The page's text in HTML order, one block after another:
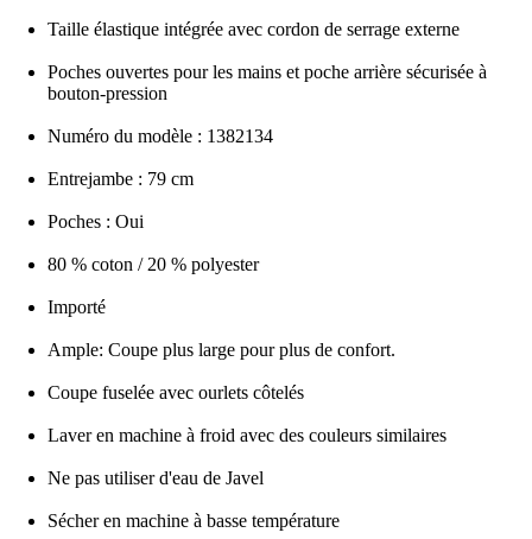
Taille élastique intégrée avec cordon de serrage externe
Poches ouvertes pour les mains et poche arrière sécurisée à
bouton-pression
Numéro du modèle : 1382134
Entrejambe : 79 cm
Poches : Oui
80 % coton / 20 % polyester
Importé
Ample: Coupe plus large pour plus de confort.
Coupe fuselée avec ourlets côtelés
Laver en machine à froid avec des couleurs similaires
Ne pas utiliser d'eau de Javel
Sécher en machine à basse température